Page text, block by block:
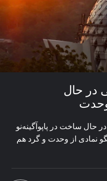
در حال
حال ساخت در پاپوآ‌گینه‌نو
نمادی از وحدت و گرد هم